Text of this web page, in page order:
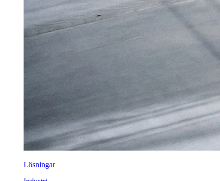
Lösningar